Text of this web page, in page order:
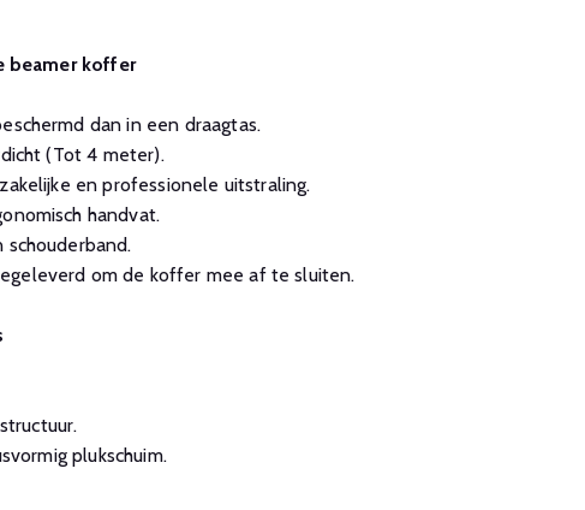
beamer koffer
dan in een draagtas.
(Tot 4 meter).
en professionele uitstraling.
handvat.
om de koffer mee af te sluiten.
plukschuim.